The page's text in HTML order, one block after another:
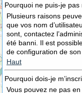
Pourquoi ne puis-je
Plusieurs raisons
que vos nom
sont, contactez
été banni. Il est
de configuration de
Haut
Pourquoi dois-je
Vous pouvez ne pas